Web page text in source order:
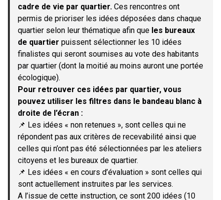
cadre de vie par quartier. Ces rencontres ont
permis de prioriser les idées déposées dans chaque
quartier selon leur thématique afin que les bureaux
de quartier puissent sélectionner les 10 idées
finalistes qui seront soumises au vote des habitants
par quartier (dont la moitié au moins auront une portée
écologique).
Pour retrouver ces idées par quartier, vous
pouvez utiliser les filtres dans le bandeau blanc à
droite de l’écran :
📌 Les idées « non retenues », sont celles qui ne
répondent pas aux critères de recevabilité ainsi que
celles qui n’ont pas été sélectionnées par les ateliers
citoyens et les bureaux de quartier.
📌 Les idées « en cours d’évaluation » sont celles qui
sont actuellement instruites par les services.
A l’issue de cette instruction, ce sont 200 idées (10